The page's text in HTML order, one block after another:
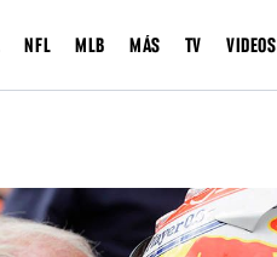
NFL MLB MÁS TV VIDEOS